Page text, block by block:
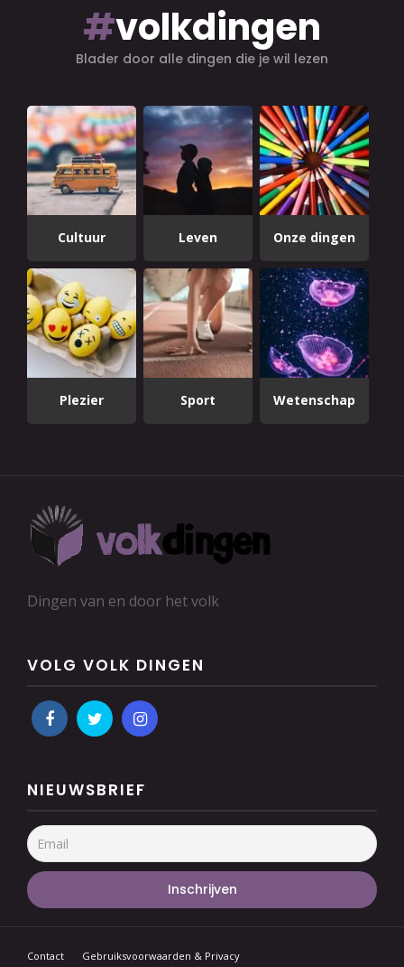
#volkdingen
Blader door alle dingen die je wil lezen
Cultuur Leven Onze dingen
Plezier Sport Wetenschap
Dingen van en door het volk
VOLG VOLK DINGEN
NIEUWSBRIEF
Contact
Gebruiksvoorwaarden & Privacy